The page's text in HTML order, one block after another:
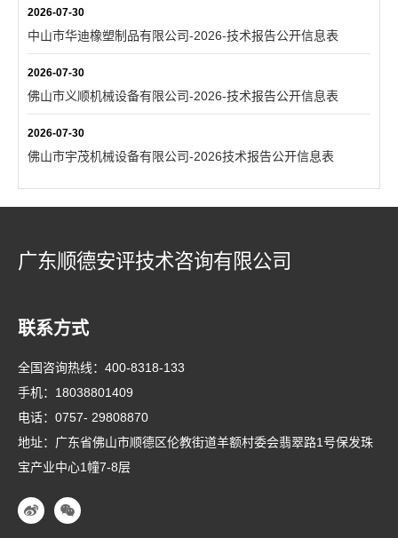
2026-07-30
中山市华迪橡塑制品有限公司-2026-技术报告公开信息表
2026-07-30
佛山市义顺机械设备有限公司-2026-技术报告公开信息表
2026-07-30
佛山市宇茂机械设备有限公司-2026技术报告公开信息表
广东顺德安评技术咨询有限公司
联系方式
全国咨询热线： 400-8318-133
手机： 18038801409
电话： 0757- 29808870
地址：广东省佛山市顺德区伦教街道羊额村委会翡翠路1号保发珠
宝产业中心1幢7-8层